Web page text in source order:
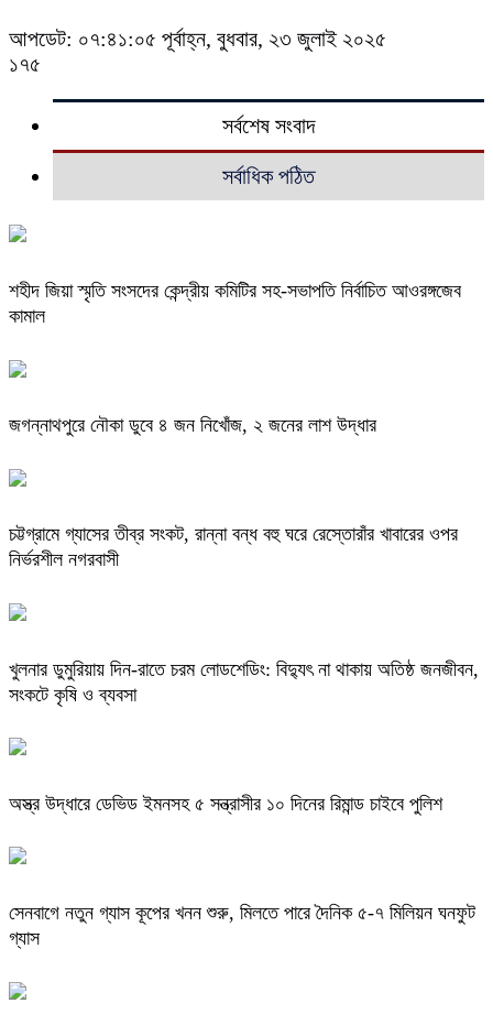
আপডেট: ০৭:৪১:০৫ পূর্বাহ্ন, বুধবার, ২৩ জুলাই ২০২৫
১৭৫
সর্বশেষ সংবাদ
সর্বাধিক পঠিত
শহীদ জিয়া স্মৃতি সংসদের কেন্দ্রীয় কমিটির সহ-সভাপতি নির্বাচিত আওরঙ্গজেব
কামাল
জগন্নাথপুরে নৌকা ডুবে ৪ জন নিখোঁজ, ২ জনের লাশ উদ্ধার
চট্টগ্রামে গ্যাসের তীব্র সংকট, রান্না বন্ধ বহু ঘরে রেস্তোরাঁর খাবারের ওপর
নির্ভরশীল নগরবাসী
খুলনার ডুমুরিয়ায় দিন-রাতে চরম লোডশেডিং: বিদ্যুৎ না থাকায় অতিষ্ঠ জনজীবন,
সংকটে কৃষি ও ব্যবসা
অস্ত্র উদ্ধারে ডেভিড ইমনসহ ৫ সন্ত্রাসীর ১০ দিনের রিমান্ড চাইবে পুলিশ
সেনবাগে নতুন গ্যাস কূপের খনন শুরু, মিলতে পারে দৈনিক ৫-৭ মিলিয়ন ঘনফুট
গ্যাস